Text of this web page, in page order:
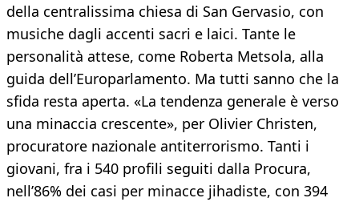
della centralissima chiesa di San Gervasio, con
musiche dagli accenti sacri e laici. Tante le
personalità attese, come Roberta Metsola, alla
guida dell’Europarlamento. Ma tutti sanno che la
sfida resta aperta. «La tendenza generale è verso
una minaccia crescente», per Olivier Christen,
procuratore nazionale antiterrorismo. Tanti i
giovani, fra i 540 profili seguiti dalla Procura,
nell’86% dei casi per minacce jihadiste, con 394